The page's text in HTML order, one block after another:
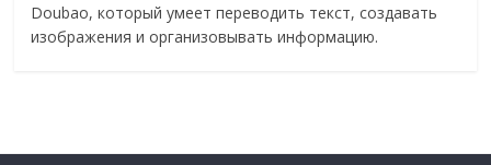
Doubao, который умеет переводить текст, создавать
изображения и организовывать информацию.